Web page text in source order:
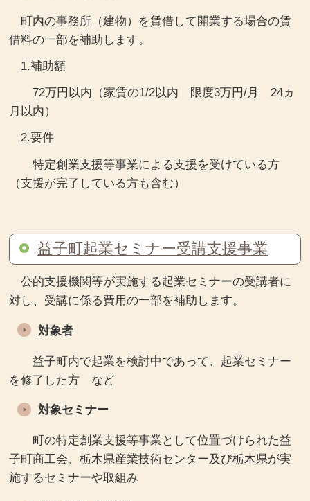
町内の事務所（建物）を賃借して開業する場合の賃
借料の一部を補助します。
1.補助額
72万円以内（家賃の1/2以内 限度3万円/月 24ヵ
月以内）
2.要件
特定創業支援等事業による支援を受けている方
（支援が完了している方も含む）
益子町起業セミナー受講支援事業
公的支援機関等が実施する起業セミナーの受講者に
対し、受講に係る費用の一部を補助します。
対象者
益子町内で起業を検討中であって、起業セミナー
を修了した方 など
対象セミナー
町の特定創業支援等事業として位置づけられた益
子町商工会、栃木県産業技術センター及び栃木県が実
施するセミナーや取組み